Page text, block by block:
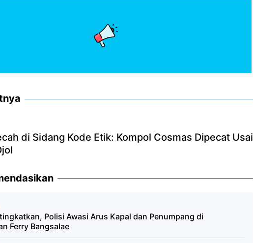
di Sidang Kode Etik: Kompol Cosmas Dipecat Usai
Polisi Awasi Arus Kapal dan Penumpang di
Ferry Bangsalae